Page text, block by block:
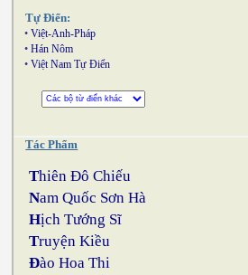
Tự Điển:
• Việt-Anh-Pháp
• Hán Nôm
• Việt Nam Tự Điển
Tác Phẩm
Thiên Đô Chiếu
Nam Quốc Sơn Hà
Hịch Tướng Sĩ
Truyện Kiều
Đào Hoa Thi